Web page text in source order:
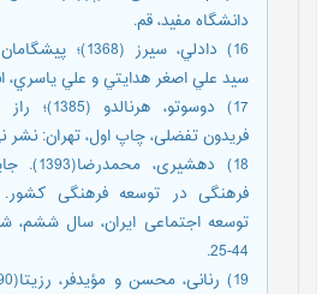
دانشگاه مفيد، قم.
16) دادلي، سيرز
سيد علي اصغر هدايتي و علي ياسري،
17) دوسوتو،
فریدون تفضلی، چاپ اول، تهران: نشر
18) دهشیری،
فرهنگی در توسعه فرهنگی کشور.
توسعه اجتماعی ایران، سال ششم،
44-25.